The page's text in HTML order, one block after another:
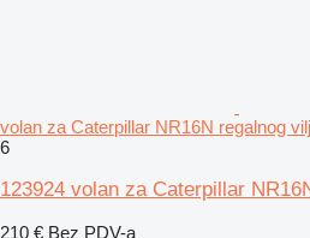
volan za Caterpillar NR16N regalnog
6
123924 volan za Caterpillar
210 € Bez PDV-a